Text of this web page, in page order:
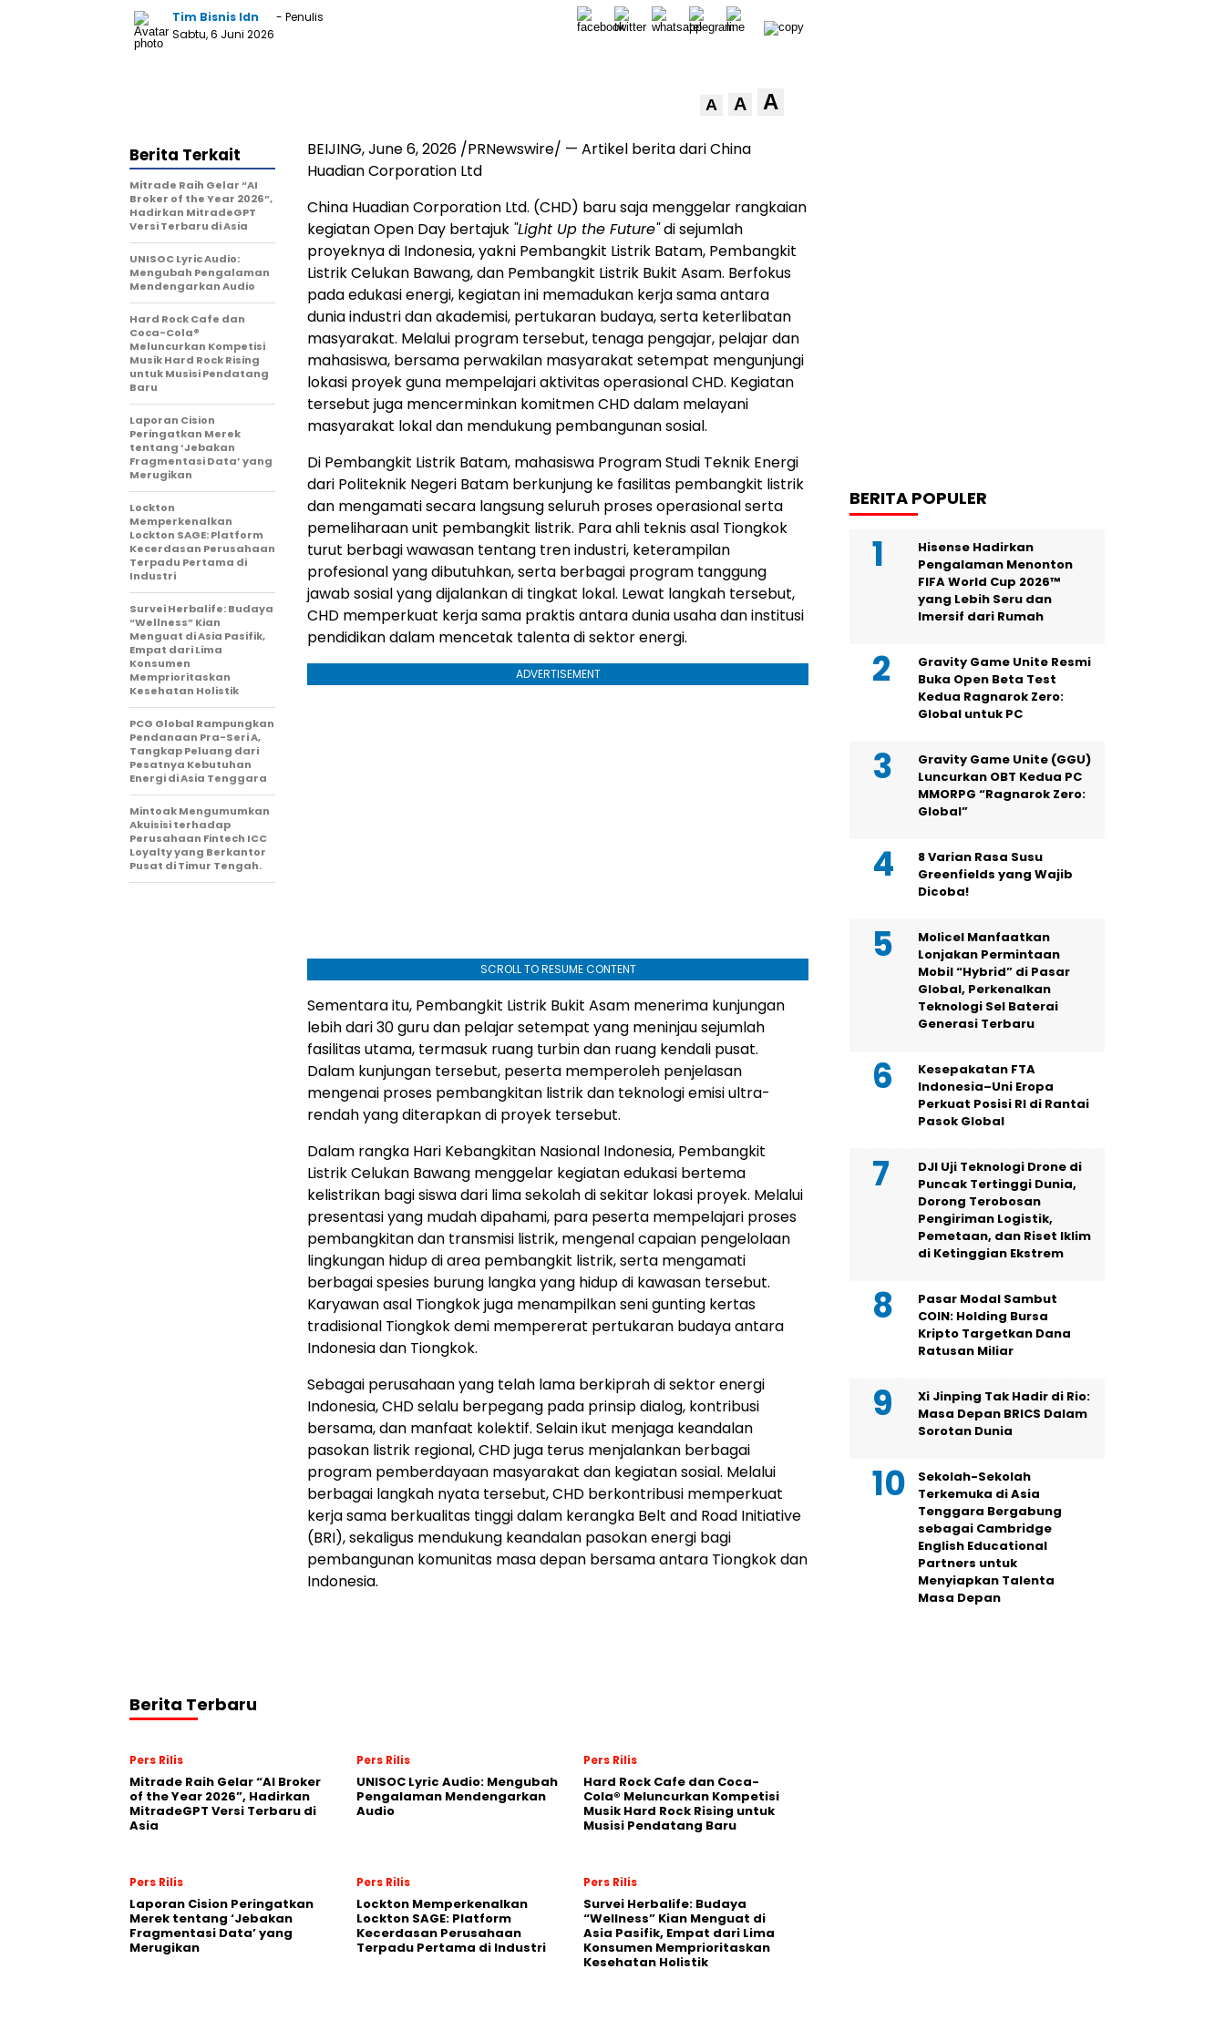
Tim Bisnis Idn
- Penulis
Sabtu, 6 Juni 2026
A A A
BEIJING, June 6, 2026 /PRNewswire/ — Artikel berita dari China
Huadian Corporation Ltd
China Huadian Corporation Ltd. (CHD) baru saja menggelar rangkaian
kegiatan Open Day bertajuk "Light Up the Future"di sejumlah
proyeknya di Indonesia, yakni Pembangkit Listrik Batam, Pembangkit
Listrik Celukan Bawang, dan Pembangkit Listrik Bukit Asam. Berfokus
pada edukasi energi, kegiatan ini memadukan kerja sama antara
dunia industri dan akademisi, pertukaran budaya, serta keterlibatan
masyarakat. Melalui program tersebut, tenaga pengajar, pelajar dan
mahasiswa, bersama perwakilan masyarakat setempat mengunjungi
lokasi proyek guna mempelajari aktivitas operasional CHD. Kegiatan
tersebut juga mencerminkan komitmen CHD dalam melayani
masyarakat lokal dan mendukung pembangunan sosial.
Di Pembangkit Listrik Batam, mahasiswa Program Studi Teknik Energi
dari Politeknik Negeri Batam berkunjung ke fasilitas pembangkit listrik
dan mengamati secara langsung seluruh proses operasional serta
pemeliharaan unit pembangkit listrik. Para ahli teknis asal Tiongkok
turut berbagi wawasan tentang tren industri, keterampilan
profesional yang dibutuhkan, serta berbagai program tanggung
jawab sosial yang dijalankan di tingkat lokal. Lewat langkah tersebut,
CHD memperkuat kerja sama praktis antara dunia usaha dan institusi
pendidikan dalam mencetak talenta di sektor energi.
ADVERTISEMENT
SCROLL TO RESUME CONTENT
Sementara itu, Pembangkit Listrik Bukit Asam menerima kunjungan
lebih dari 30 guru dan pelajar setempat yang meninjau sejumlah
fasilitas utama, termasuk ruang turbin dan ruang kendali pusat.
Dalam kunjungan tersebut, peserta memperoleh penjelasan
mengenai proses pembangkitan listrik dan teknologi emisi ultra-
rendah yang diterapkan di proyek tersebut.
Dalam rangka Hari Kebangkitan Nasional Indonesia, Pembangkit
Listrik Celukan Bawang menggelar kegiatan edukasi bertema
kelistrikan bagi siswa dari lima sekolah di sekitar lokasi proyek. Melalui
presentasi yang mudah dipahami, para peserta mempelajari proses
pembangkitan dan transmisi listrik, mengenal capaian pengelolaan
lingkungan hidup di area pembangkit listrik, serta mengamati
berbagai spesies burung langka yang hidup di kawasan tersebut.
Karyawan asal Tiongkok juga menampilkan seni gunting kertas
tradisional Tiongkok demi mempererat pertukaran budaya antara
Indonesia dan Tiongkok.
Sebagai perusahaan yang telah lama berkiprah di sektor energi
Indonesia, CHD selalu berpegang pada prinsip dialog, kontribusi
bersama, dan manfaat kolektif. Selain ikut menjaga keandalan
pasokan listrik regional, CHD juga terus menjalankan berbagai
program pemberdayaan masyarakat dan kegiatan sosial. Melalui
berbagai langkah nyata tersebut, CHD berkontribusi memperkuat
kerja sama berkualitas tinggi dalam kerangka Belt and Road Initiative
(BRI), sekaligus mendukung keandalan pasokan energi bagi
pembangunan komunitas masa depan bersama antara Tiongkok dan
Indonesia.
Berita Terkait
Mitrade Raih Gelar “AI
Broker of the Year 2026”,
Hadirkan MitradeGPT
Versi Terbaru di Asia
UNISOC Lyric Audio:
Mengubah Pengalaman
Mendengarkan Audio
Hard Rock Cafe dan
Coca-Cola®
Meluncurkan Kompetisi
Musik Hard Rock Rising
untuk Musisi Pendatang
Baru
Laporan Cision
Peringatkan Merek
tentang ‘Jebakan
Fragmentasi Data’ yang
Merugikan
Lockton
Memperkenalkan
Lockton SAGE: Platform
Kecerdasan Perusahaan
Terpadu Pertama di
Industri
Survei Herbalife: Budaya
“Wellness” Kian
Menguat di Asia Pasifik,
Empat dari Lima
Konsumen
Memprioritaskan
Kesehatan Holistik
PCG Global Rampungkan
Pendanaan Pra-Seri A,
Tangkap Peluang dari
Pesatnya Kebutuhan
Energi di Asia Tenggara
Mintoak Mengumumkan
Akuisisi terhadap
Perusahaan Fintech ICC
Loyalty yang Berkantor
Pusat di Timur Tengah.
Berita Terbaru
Pers Rilis
Mitrade Raih Gelar “AI Broker
of the Year 2026”, Hadirkan
MitradeGPT Versi Terbaru di
Asia
Pers Rilis
UNISOC Lyric Audio: Mengubah
Pengalaman Mendengarkan
Audio
Pers Rilis
Hard Rock Cafe dan Coca-
Cola® Meluncurkan Kompetisi
Musik Hard Rock Rising untuk
Musisi Pendatang Baru
Pers Rilis
Laporan Cision Peringatkan
Merek tentang ‘Jebakan
Fragmentasi Data’ yang
Merugikan
Pers Rilis
Lockton Memperkenalkan
Lockton SAGE: Platform
Kecerdasan Perusahaan
Terpadu Pertama di Industri
Pers Rilis
Survei Herbalife: Budaya
“Wellness” Kian Menguat di
Asia Pasifik, Empat dari Lima
Konsumen Memprioritaskan
Kesehatan Holistik
BERITA POPULER
Hisense Hadirkan
Pengalaman Menonton
FIFA World Cup 2026™
yang Lebih Seru dan
Imersif dari Rumah
Gravity Game Unite Resmi
Buka Open Beta Test
Kedua Ragnarok Zero:
Global untuk PC
Gravity Game Unite (GGU)
Luncurkan OBT Kedua PC
MMORPG “Ragnarok Zero:
Global”
8 Varian Rasa Susu
Greenfields yang Wajib
Dicoba!
Molicel Manfaatkan
Lonjakan Permintaan
Mobil “Hybrid” di Pasar
Global, Perkenalkan
Teknologi Sel Baterai
Generasi Terbaru
Kesepakatan FTA
Indonesia–Uni Eropa
Perkuat Posisi RI di Rantai
Pasok Global
DJI Uji Teknologi Drone di
Puncak Tertinggi Dunia,
Dorong Terobosan
Pengiriman Logistik,
Pemetaan, dan Riset Iklim
di Ketinggian Ekstrem
Pasar Modal Sambut
COIN: Holding Bursa
Kripto Targetkan Dana
Ratusan Miliar
Xi Jinping Tak Hadir di Rio:
Masa Depan BRICS Dalam
Sorotan Dunia
Sekolah-Sekolah
Terkemuka di Asia
Tenggara Bergabung
sebagai Cambridge
English Educational
Partners untuk
Menyiapkan Talenta
Masa Depan